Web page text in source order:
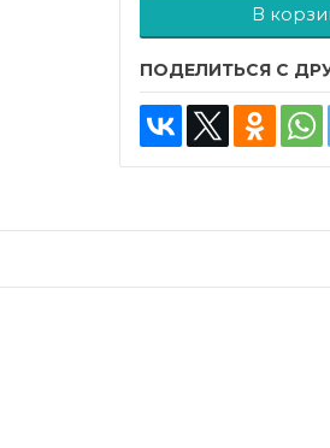
В
ПОДЕЛИТЬСЯ С